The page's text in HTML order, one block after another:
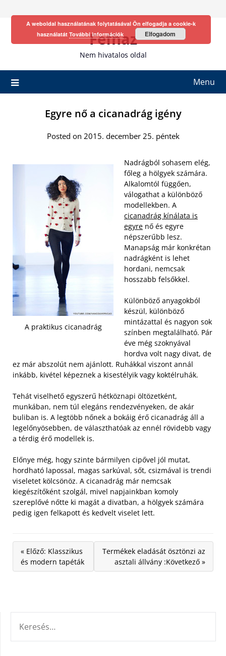
Fefhaz
Nem hivatalos oldal
Menu
Egyre nő a cicanadrág igény
Posted on 2015. december 25. péntek
A praktikus cicanadrág
Nadrágból sohasem elég,
főleg a hölgyek számára.
Alkalomtól függően,
válogathat a különböző
modellekben. A
cicanadrág kínálata is
egyre nő és egyre
népszerűbb lesz.
Manapság már konkrétan
nadrágként is lehet
hordani, nemcsak
hosszabb felsőkkel.
Különböző anyagokból
készül, különböző
mintázattal és nagyon sok
színben megtalálható. Pár
éve még szoknyával
hordva volt nagy divat, de
ez már abszolút nem ajánlott. Ruhákkal viszont annál
inkább, kivétel képeznek a kisestélyik vagy koktélruhák.
Tehát viselhető egyszerű hétköznapi öltözetként,
munkában, nem túl elegáns rendezvényeken, de akár
buliban is. A legtöbb nőnek a bokáig érő cicanadrág áll a
legelőnyösebben, de választhatóak az ennél rövidebb vagy
a térdig érő modellek is.
Előnye még, hogy szinte bármilyen cipővel jól mutat,
hordható lapossal, magas sarkúval, sőt, csizmával is trendi
viseletet kölcsönöz. A cicanadrág már nemcsak
kiegészítőként szolgál, mivel napjainkban komoly
szereplővé nőtte ki magát a divatban, a hölgyek számára
pedig igen felkapott és kedvelt viselet lett.
« Előző: Klasszikus
és modern tapéták
Termékek eladását ösztönzi az
asztali állvány :Következő »
A weboldal használatának folytatásával Ön elfogadja a cookie-k
használatát További információk Elfogadom